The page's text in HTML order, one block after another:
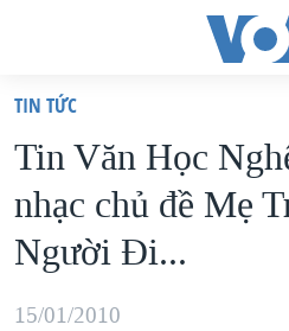
truy
cập
Tới
nội
dung
chính
VIỆT NAM
HOA KỲ
BIỂN ĐÔNG
THẾ GIỚI
TIN TỨC
Tin Văn Học
nhạc chủ đề Mẹ
Người Ði...
15/01/2010